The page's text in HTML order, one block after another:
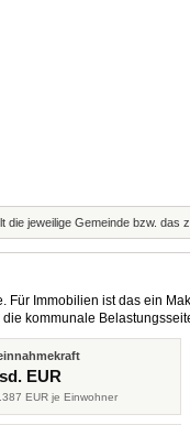
jeweilige Gemeinde bzw. das
Immobilien ist das ein
kommunale
EUR
EUR je Einwohner